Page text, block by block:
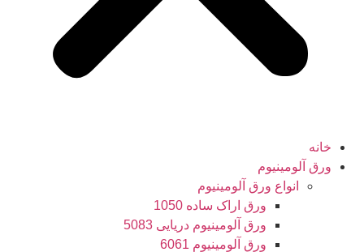
خانه
ورق آلومینیوم
انواع ورق آلومینیوم
ورق اراک ساده 1050
ورق آلومینیوم دریایی 5083
ورق آلومینیوم 6061